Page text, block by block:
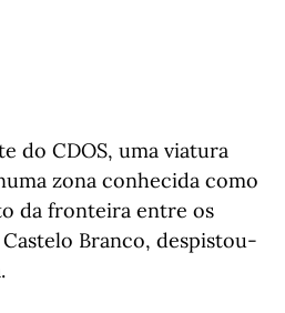
do CDOS, uma viatura
zona conhecida como
da fronteira entre os
Branco, despistou-